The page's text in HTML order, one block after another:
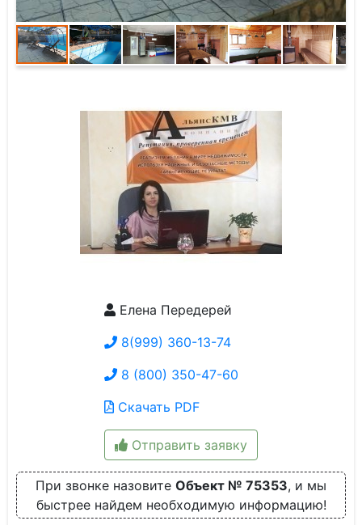
Елена Передерей
8(999) 360-13-74
8 (800) 350-47-60
Скачать PDF
Отправить заявку
При звонке назовите Объект № 75353, и мы
быстрее найдем необходимую информацию!